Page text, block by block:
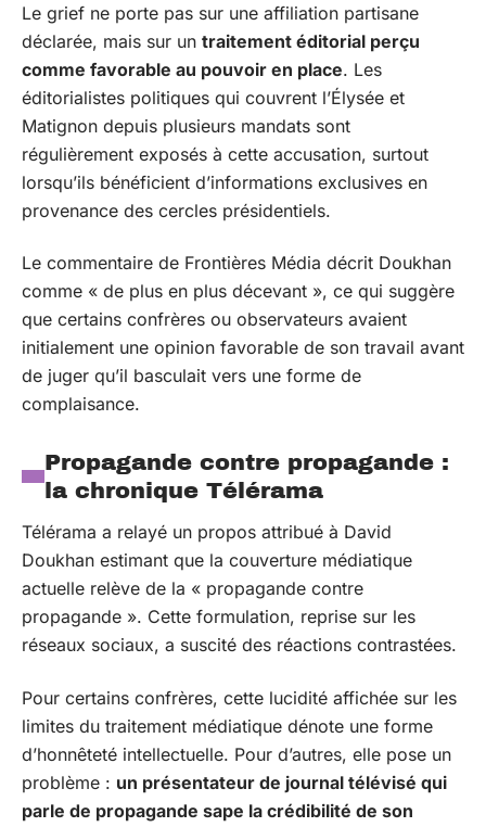
Le grief ne porte pas sur une affiliation partisane
déclarée, mais sur un traitement éditorial perçu
comme favorable au pouvoir en place. Les
éditorialistes politiques qui couvrent l’Élysée et
Matignon depuis plusieurs mandats sont
régulièrement exposés à cette accusation, surtout
lorsqu’ils bénéficient d’informations exclusives en
provenance des cercles présidentiels.
Le commentaire de Frontières Média décrit Doukhan
comme « de plus en plus décevant », ce qui suggère
que certains confrères ou observateurs avaient
initialement une opinion favorable de son travail avant
de juger qu’il basculait vers une forme de
complaisance.
Propagande contre propagande :
la chronique Télérama
Télérama a relayé un propos attribué à David
Doukhan estimant que la couverture médiatique
actuelle relève de la « propagande contre
propagande ». Cette formulation, reprise sur les
réseaux sociaux, a suscité des réactions contrastées.
Pour certains confrères, cette lucidité affichée sur les
limites du traitement médiatique dénote une forme
d’honnêteté intellectuelle. Pour d’autres, elle pose un
problème : un présentateur de journal télévisé qui
parle de propagande sape la crédibilité de son